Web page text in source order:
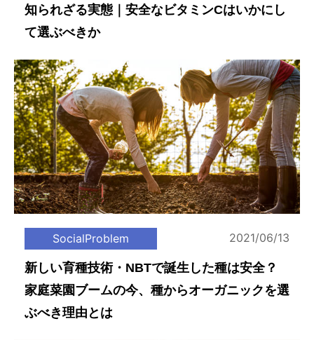
知られざる実態｜安全なビタミンCはいかにし
て選ぶべきか
SocialProblem 2021/06/13
新しい育種技術・NBTで誕生した種は安全？
家庭菜園ブームの今、種からオーガニックを選
ぶべき理由とは